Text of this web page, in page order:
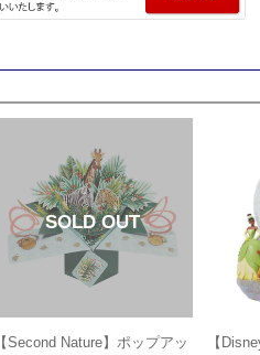
【Second Nature】ポップアッ
【